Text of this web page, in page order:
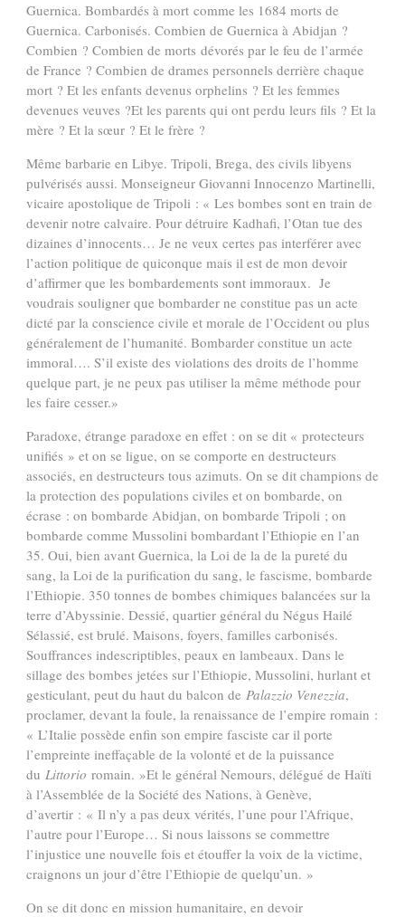
Guernica. Bombardés à mort comme les 1684 morts de
Guernica. Carbonisés. Combien de Guernica à Abidjan ?
Combien ? Combien de morts dévorés par le feu de l’armée
de France ? Combien de drames personnels derrière chaque
mort ? Et les enfants devenus orphelins ? Et les femmes
devenues veuves ?Et les parents qui ont perdu leurs fils ? Et la
mère ? Et la sœur ? Et le frère ?
Même barbarie en Libye. Tripoli, Brega, des civils libyens
pulvérisés aussi. Monseigneur Giovanni Innocenzo Martinelli,
vicaire apostolique de Tripoli : « Les bombes sont en train de
devenir notre calvaire. Pour détruire Kadhafi, l’Otan tue des
dizaines d’innocents… Je ne veux certes pas interférer avec
l’action politique de quiconque mais il est de mon devoir
d’affirmer que les bombardements sont immoraux. Je
voudrais souligner que bombarder ne constitue pas un acte
dicté par la conscience civile et morale de l’Occident ou plus
généralement de l’humanité. Bombarder constitue un acte
immoral…. S’il existe des violations des droits de l’homme
quelque part, je ne peux pas utiliser la même méthode pour
les faire cesser.»
Paradoxe, étrange paradoxe en effet : on se dit « protecteurs
unifiés » et on se ligue, on se comporte en destructeurs
associés, en destructeurs tous azimuts. On se dit champions de
la protection des populations civiles et on bombarde, on
écrase : on bombarde Abidjan, on bombarde Tripoli ; on
bombarde comme Mussolini bombardant l’Ethiopie en l’an
35. Oui, bien avant Guernica, la Loi de la de la pureté du
sang, la Loi de la purification du sang, le fascisme, bombarde
l’Ethiopie. 350 tonnes de bombes chimiques balancées sur la
terre d’Abyssinie. Dessié, quartier général du Négus Hailé
Sélassié, est brulé. Maisons, foyers, familles carbonisés.
Souffrances indescriptibles, peaux en lambeaux. Dans le
sillage des bombes jetées sur l’Ethiopie, Mussolini, hurlant et
gesticulant, peut du haut du balcon de Palazzio Venezzia,
proclamer, devant la foule, la renaissance de l’empire romain :
« L’Italie possède enfin son empire fasciste car il porte
l’empreinte ineffaçable de la volonté et de la puissance
du Littorio romain. »Et le général Nemours, délégué de Haïti
à l’Assemblée de la Société des Nations, à Genève,
d’avertir : « Il n’y a pas deux vérités, l’une pour l’Afrique,
l’autre pour l’Europe… Si nous laissons se commettre
l’injustice une nouvelle fois et étouffer la voix de la victime,
craignons un jour d’être l’Ethiopie de quelqu’un. »
On se dit donc en mission humanitaire, en devoir